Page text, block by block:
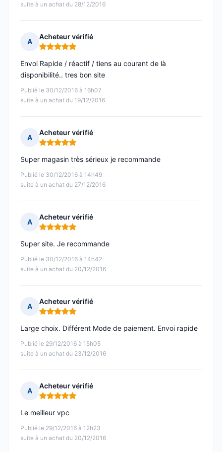
suite à un achat du 28/12/2016
A
Acheteur vérifié
Note : 5 sur 5
Publié le 30/12/2016 à 16h07
suite à un achat du 19/12/2016
Envoi Rapide / réactif / tiens au courant de là
disponibilité.. tres bon site
A
Acheteur vérifié
Note : 5 sur 5
Publié le 30/12/2016 à 14h49
suite à un achat du 27/12/2016
Super magasin très sérieux je recommande
A
Acheteur vérifié
Note : 5 sur 5
Publié le 30/12/2016 à 14h42
suite à un achat du 20/12/2016
Super site. Je recommande
A
Acheteur vérifié
Note : 5 sur 5
Publié le 29/12/2016 à 15h05
suite à un achat du 23/12/2016
Large choix. Différent Mode de paiement. Envoi rapide
A
Acheteur vérifié
Note : 5 sur 5
Publié le 29/12/2016 à 12h23
suite à un achat du 20/12/2016
Le meilleur vpc